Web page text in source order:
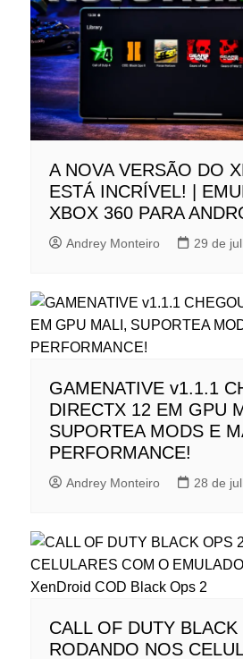
A NOVA VERSÃO DO
ESTÁ INCRÍVEL! |
XBOX 360 PARA
Andrey Monteiro 29 de
GAMENATIVE v1.1.1
DIRECTX 12 EM GPU
SUPORTEA MODS E
PERFORMANCE!
Andrey Monteiro 28 de
CALL OF DUTY BLACK
RODANDO NOS